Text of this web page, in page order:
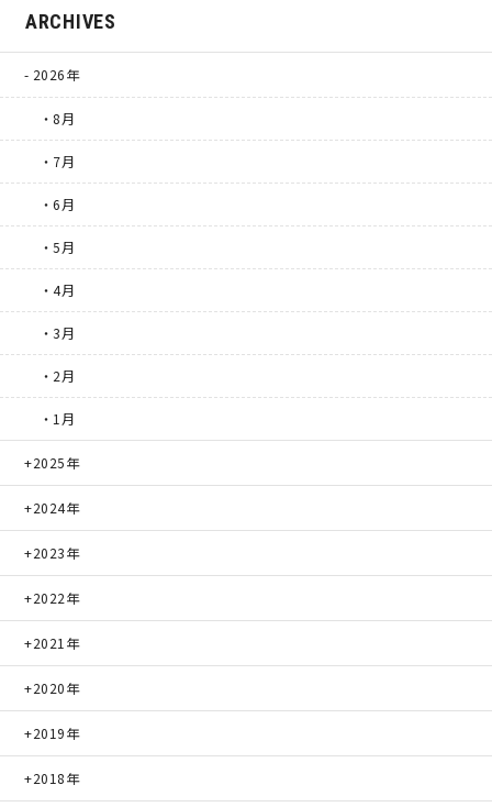
ARCHIVES
2026年
・8月
・7月
・6月
・5月
・4月
・3月
・2月
・1月
2025年
2024年
2023年
2022年
2021年
2020年
2019年
2018年